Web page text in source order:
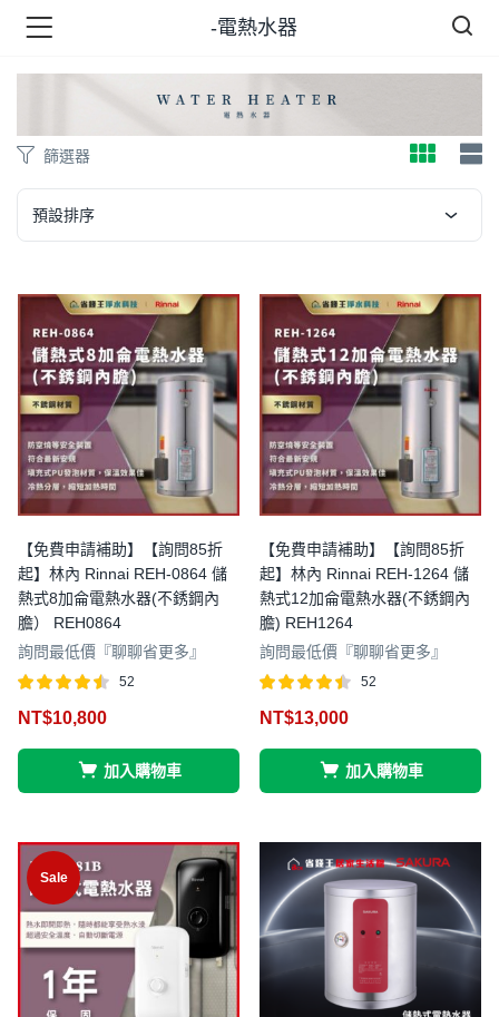
王 )
-電熱水器
篩選器
預設排序
【免費申請補助】【詢問85折
起】林內 Rinnai REH-0864 儲
熱式8加侖電熱水器(不銹鋼內
膽） REH0864
詢問最低價『聊聊省更多』
4.46
52
NT$10,800
加入購物車
【免費申請補助】【詢問85折
起】林內 Rinnai REH-1264 儲
熱式12加侖電熱水器(不銹鋼內
膽) REH1264
詢問最低價『聊聊省更多』
4.40
52
NT$13,000
加入購物車
Sale